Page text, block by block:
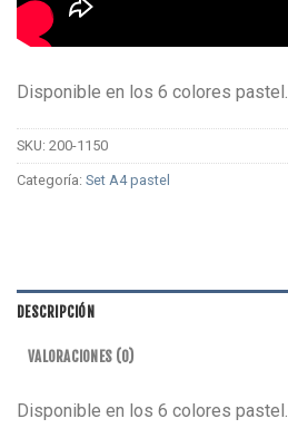
Disponible en los 6 colores pastel.
SKU: 200-1150
Categoría: Set A4 pastel
DESCRIPCIÓN
VALORACIONES (0)
Disponible en los 6 colores pastel.